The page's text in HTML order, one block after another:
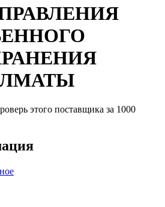
этого поставщика за 1000